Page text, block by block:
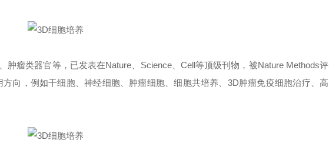
瘤类器官等，已发表在Nature、Science、Cell等顶级刊物，被Nature Methods评
向，例如干细胞、神经细胞、肿瘤细胞、细胞共培养、3D肿瘤免疫细胞治疗、高